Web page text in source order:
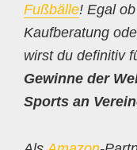
Fußbälle! Egal
Kaufberatung
wirst du definitiv
Gewinne der
Sports an